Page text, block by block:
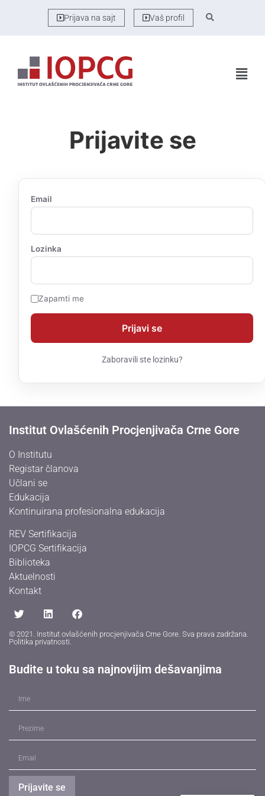
Prijava na sajt Vaš profil
Prijavite se
Email
Lozinka
Zapamti me
Zaboravili ste lozinku?
Institut Ovlašćenih Procjenjivača Crne Gore
O Institutu
Registar članova
Učlani se
Edukacija
Kontinuirana profesionalna edukacija
REV Sertifikacija
IOPCG Sertifikacija
Biblioteka
Aktuelnosti
Kontakt
© 2021. Institut ovlašćenih procjenjivača Crne Gore. Sva prava zadržana.
Politika privatnosti
Budite u toku sa najnovijim dešavanjima
Prijavite se